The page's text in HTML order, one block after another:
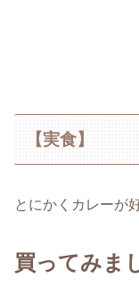
【実食】
とにかくカレーが
買ってみま